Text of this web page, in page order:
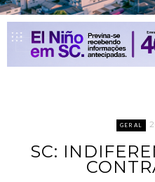
GERAL
SC: